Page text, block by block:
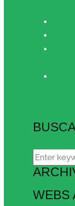
3ª
WEBS